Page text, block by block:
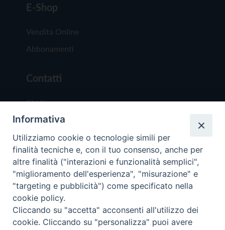
E-Shop
Vendita Online
Abbonamenti
Contatti
Chi Siamo
Redazione
Scrivici
Copyright © 2019 - Tutti i diritti riservati - Vita
Trentina Editrice
Informativa
Utilizziamo cookie o tecnologie simili per
finalità tecniche e, con il tuo consenso, anche per
altre finalità ("interazioni e funzionalità semplici",
"miglioramento dell'esperienza", "misurazione" e
"targeting e pubblicità") come specificato nella
cookie policy.
Cliccando su "accetta" acconsenti all'utilizzo dei
cookie. Cliccando su "personalizza" puoi avere